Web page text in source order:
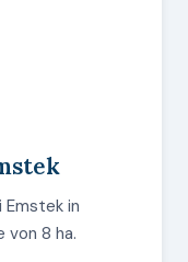
in
von 8 ha.